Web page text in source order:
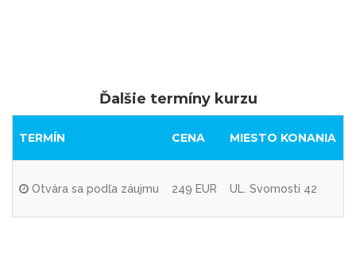
Ďalšie termíny kurzu
TERMÍN CENA MIESTO KONANIA
Otvára sa podľa záujmu 249 EUR UL. Svornosti 42